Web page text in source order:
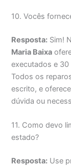
10. Vocês
Resposta: Sim!
Maria Baixa
executados e
Todos os
escrito, e
dúvida ou
11. Como devo
estado?
Resposta: Use